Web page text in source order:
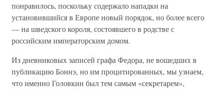
понравилось, поскольку содержало нападки на
установившийся в Европе новый порядок, но более всего
— на шведского короля, состоявшего в родстве с
российским императорским домом.
Из дневниковых записей графа Федора, не вошедших в
публикацию Боннэ, но им процитированных, мы узнаем,
что именно Головкин был тем самым «секретарем»,